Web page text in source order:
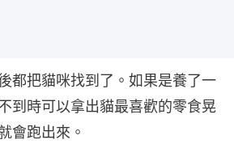
都把貓咪找到了。如果是養了一
到時可以拿出貓最喜歡的零食晃
會跑出來。